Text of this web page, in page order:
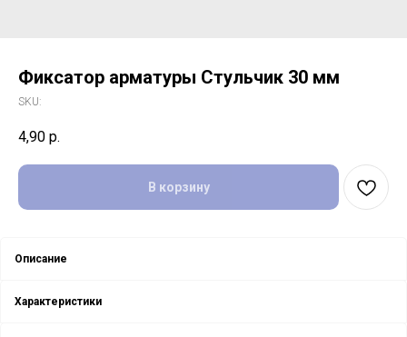
Фиксатор арматуры Стульчик 30 мм
SKU:
4,90 р.
В корзину
Описание
Характеристики